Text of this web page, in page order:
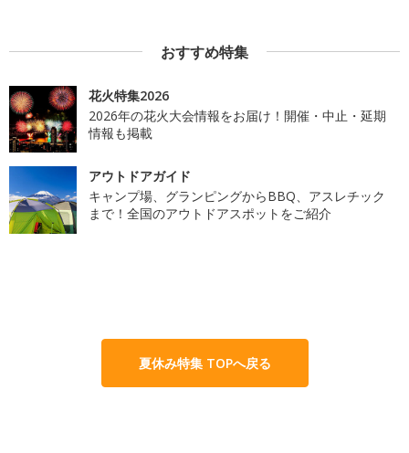
おすすめ特集
花火特集2026
2026年の花火大会情報をお届け！開催・中止・延期
情報も掲載
アウトドアガイド
キャンプ場、グランピングからBBQ、アスレチック
まで！全国のアウトドアスポットをご紹介
夏休み特集 TOPへ戻る